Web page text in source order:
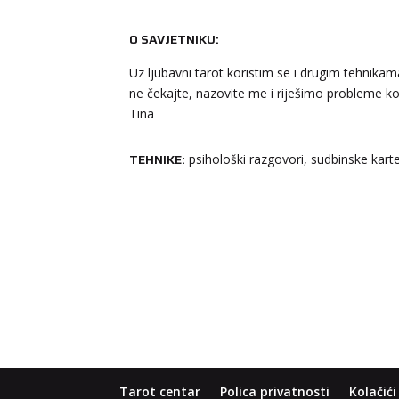
O SAVJETNIKU:
Uz ljubavni tarot koristim se i drugim
ne čekajte, nazovite me i riješimo probleme
Tina
TEHNIKE: psihološki razgovori, sudbinske
Tarot centar Polica privatnosti Kolačići